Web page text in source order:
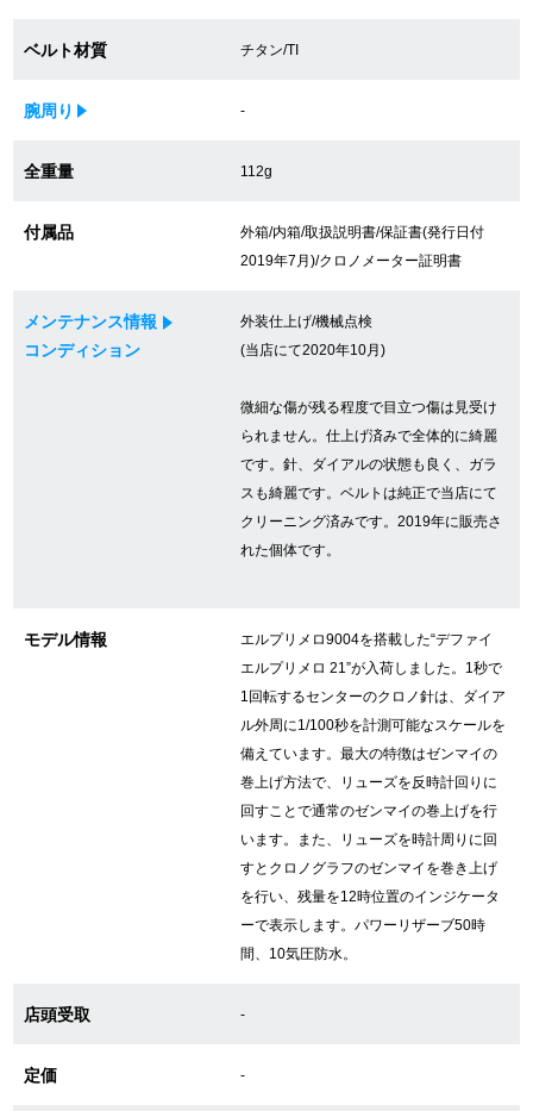
75%以上保証！中古商品高価買戻し
修理依頼をする
修理・メンテンナンスについて
GINZA RASINについて
GINZA RASINの中古腕時計について
ベルト材質 チタン/TI
腕周り -
全重量 112g
付属品
外箱/内箱/取扱説明書/保証書(発行日付
2019年7月)/クロノメーター証明書
メンテナンス情報
コンディション
外装仕上げ/機械点検
(当店にて2020年10月)
微細な傷が残る程度で目立つ傷は見受け
られません。仕上げ済みで全体的に綺麗
です。針、ダイアルの状態も良く、ガラ
スも綺麗です。ベルトは純正で当店にて
クリーニング済みです。2019年に販売さ
れた個体です。
モデル情報
エルプリメロ9004を搭載した“デファイ
エルプリメロ 21”が入荷しました。1秒で
1回転するセンターのクロノ針は、ダイア
ル外周に1/100秒を計測可能なスケールを
備えています。最大の特徴はゼンマイの
巻上げ方法で、リューズを反時計回りに
回すことで通常のゼンマイの巻上げを行
います。また、リューズを時計周りに回
すとクロノグラフのゼンマイを巻き上げ
を行い、残量を12時位置のインジケータ
ーで表示します。パワーリザーブ50時
間、10気圧防水。
店頭受取 -
定価 -